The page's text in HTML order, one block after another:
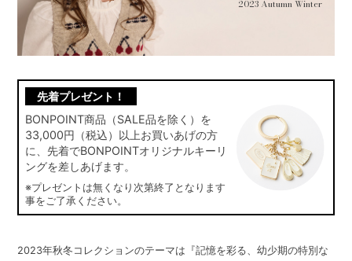
2023 Autumn Winter
先着プレゼント！
BONPOINT商品（SALE品を除く）を
33,000円（税込）以上お買いあげの方
に、先着でBONPOINTオリジナルキーリ
ングを差しあげます。
※プレゼントは無くなり次第終了となります
事をご了承ください。
2023年秋冬コレクションのテーマは『記憶を彩る、幼少期の特別な